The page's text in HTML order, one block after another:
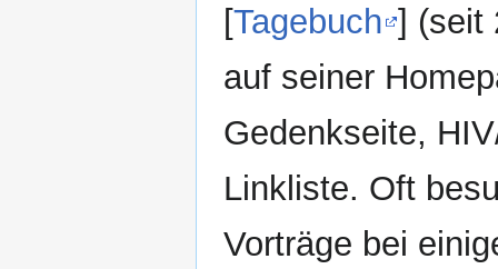
[Tagebuch ] (seit
auf seiner
Gedenkseite,
Linkliste. Oft
Vorträge bei